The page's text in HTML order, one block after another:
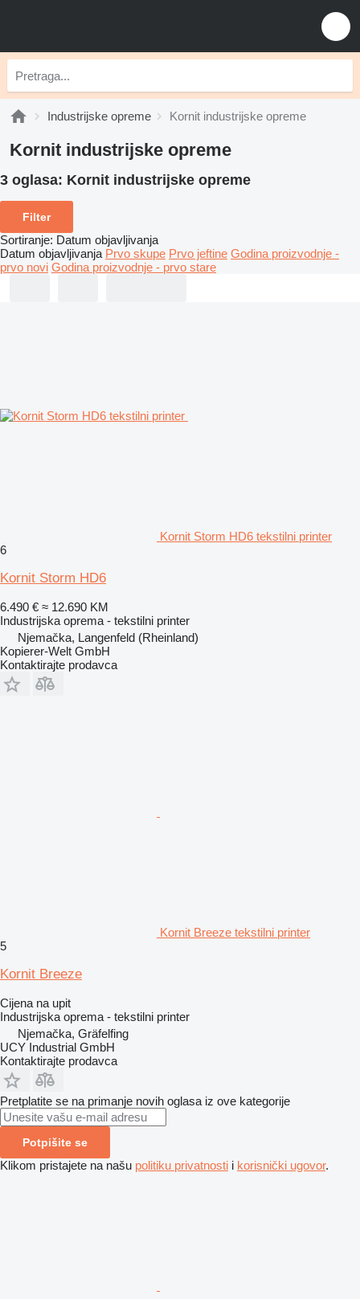
Industrijske opreme Kornit industrijske opreme
Kornit industrijske opreme
3 oglasa: Kornit industrijske opreme
Filter
Sortiranje: Datum objavljivanja
Datum objavljivanja Prvo skupe Prvo jeftine Godina proizvodnje -
prvo novi Godina proizvodnje - prvo stare
Kornit Storm HD6 tekstilni printer
6
Kornit Storm HD6
6.490 € ≈ 12.690 KM
Industrijska oprema - tekstilni printer
Njemačka, Langenfeld (Rheinland)
Kopierer-Welt GmbH
Kontaktirajte prodavca
Kornit Breeze tekstilni printer
5
Kornit Breeze
Cijena na upit
Industrijska oprema - tekstilni printer
Njemačka, Gräfelfing
UCY Industrial GmbH
Kontaktirajte prodavca
Pretplatite se na primanje novih oglasa iz ove kategorije
Potpišite se
Klikom pristajete na našu politiku privatnosti i korisnički ugovor.